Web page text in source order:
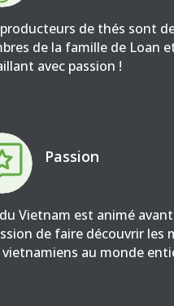
de thés sont
de la famille de Loan
avec passion !
Passion
Vietnam est animé
de faire découvrir les
au monde